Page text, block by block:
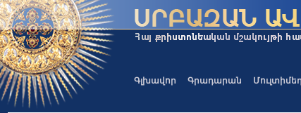
Գլխավոր Գրադարան